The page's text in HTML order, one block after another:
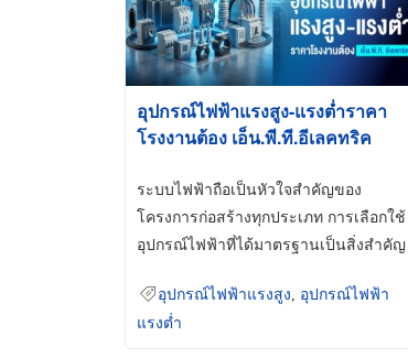
อุปกรณ์ไฟฟ้าแรงสูง-แรงต่ำราคา
โรงงานต้อง เอ็น.พี.ที.อีเลคทริค
ระบบไฟฟ้าถือเป็นหัวใจสำคัญของ
โครงการก่อสร้างทุกประเภท การเลือกใช้
อุปกรณ์ไฟฟ้าที่ได้มาตรฐานเป็นสิ่งสำคัญ
อุปกรณ์ไฟฟ้าแรงสูง
อุปกรณ์ไฟฟ้า
แรงต่ำ